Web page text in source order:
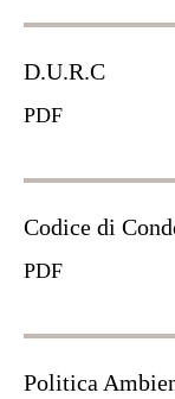
Download
D.U.R.C
PDF
Download
Codice di
PDF
Download
Politica